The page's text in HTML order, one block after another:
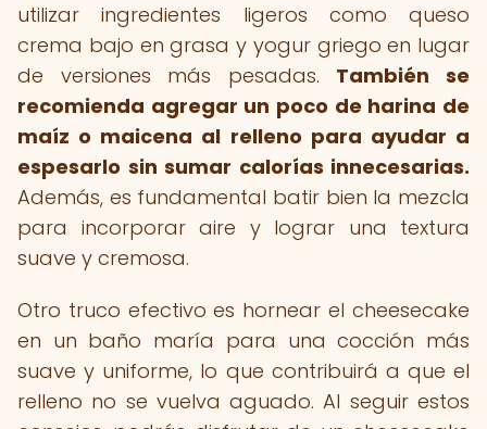
utilizar ingredientes ligeros como queso
crema bajo en grasa y yogur griego en lugar
de versiones más pesadas. También se
recomienda agregar un poco de harina de
maíz o maicena al relleno para ayudar a
espesarlo sin sumar calorías innecesarias.
Además, es fundamental batir bien la mezcla
para incorporar aire y lograr una textura
suave y cremosa.
Otro truco efectivo es hornear el cheesecake
en un baño maría para una cocción más
suave y uniforme, lo que contribuirá a que el
relleno no se vuelva aguado. Al seguir estos